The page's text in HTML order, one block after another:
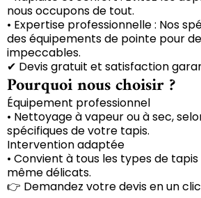
nous occupons de tout.
• Expertise professionnelle : Nos
des équipements de pointe pour
impeccables.
✔ Devis gratuit et satisfaction
Pourquoi nous choisir ?
Équipement professionnel
• Nettoyage à vapeur ou à sec,
spécifiques de votre tapis.
Intervention adaptée
• Convient à tous les types de
même délicats.
👉 Demandez votre devis en un